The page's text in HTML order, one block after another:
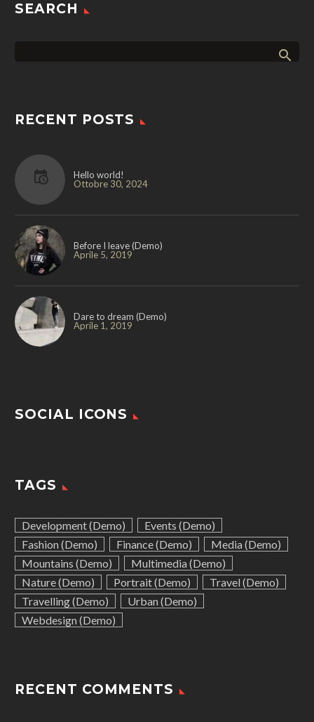
SEARCH
RECENT POSTS
Hello world!
Ottobre 30, 2024
Before I leave (Demo)
Aprile 5, 2019
Dare to dream (Demo)
Aprile 1, 2019
SOCIAL ICONS
TAGS
Development (Demo)
Events (Demo)
Fashion (Demo)
Finance (Demo)
Media (Demo)
Mountains (Demo)
Multimedia (Demo)
Nature (Demo)
Portrait (Demo)
Travel (Demo)
Travelling (Demo)
Urban (Demo)
Webdesign (Demo)
RECENT COMMENTS